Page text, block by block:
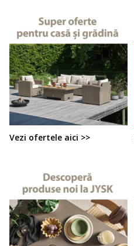
Vezi ofertele aici >>